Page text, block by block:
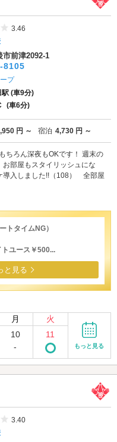
5つ星のうち3
3.46
市前津2092-1
8105
プ
駅 (車9分)
(車6分)
円 ～ 宿泊 4,730 円 ～
ちろん深夜もOKです！ 週末の
部屋もスタイリッシュにな
導入しました!!（108） 全部屋
タイムNG）
ユース￥500...
と見る
月 火
10
-
11
もっと見る
5つ星のうち3
3.40